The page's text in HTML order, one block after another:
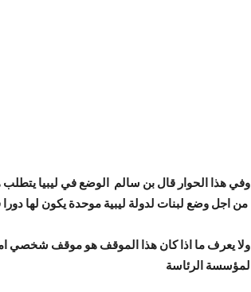
وفي هذا الحوار قال بن سالم الوضع في ليبيا
ولا يعرف ما اذا كان هذا الموقف هو موقف شخصي اما
لمؤسسة الرئاسة